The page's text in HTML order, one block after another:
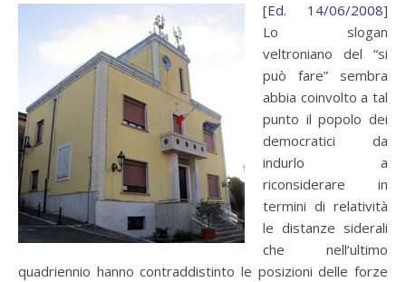
[ Ed. 14/06/2008]
Lo slogan
veltroniano del “si
può fare” sembra
abbia coinvolto a tal
punto il popolo dei
democratici da
indurlo a
riconsiderare in
termini di relatività
le distanze siderali
che nell‘ultimo
quadriennio hanno contraddistinto le posizioni delle forze